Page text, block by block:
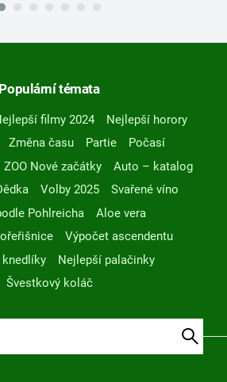
Populární témata
filmy 2024
Nejlepší horory
Změna času Partie
Počasí
ZOO Nové začátky
Auto – katalog
Volby 2025
Svařené víno
Pohlreicha
Aloe vera
Výpočet ascendentu
knedlíky
Nejlepší palačinky
Švestkový koláč